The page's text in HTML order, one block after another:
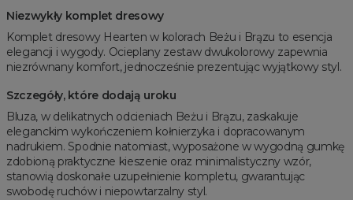
Niezwykły komplet dresowy
Komplet dresowy Hearten w kolorach Beżu i Brązu to esencja
elegancji i wygody. Ocieplany zestaw dwukolorowy zapewnia
niezrównany komfort, jednocześnie prezentując wyjątkowy styl.
Szczegóły, które dodają uroku
Bluza, w delikatnych odcieniach Beżu i Brązu, zaskakuje
eleganckim wykończeniem kołnierzyka i dopracowanym
nadrukiem. Spodnie natomiast, wyposażone w wygodną gumkę
zdobioną praktyczne kieszenie oraz minimalistyczny wzór,
stanowią doskonałe uzupełnienie kompletu, gwarantując
swobodę ruchów i niepowtarzalny styl.